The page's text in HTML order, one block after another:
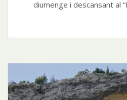
diumenge i descansant al